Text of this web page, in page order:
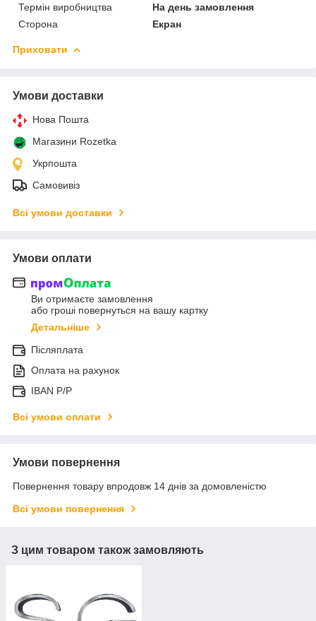
Термін виробництва
На день замовлення
Сторона
Екран
Приховати
Умови доставки
Нова Пошта
Магазини Rozetka
Укрпошта
Самовивіз
Всі умови доставки
Умови оплати
Ви отримаєте замовлення
або гроші повернуться на вашу картку
Детальніше
Післяплата
Оплата на рахунок
IBAN P/P
Всі умови оплати
Умови повернення
Повернення товару впродовж 14 днів за домовленістю
Всі умови повернення
З цим товаром також замовляють